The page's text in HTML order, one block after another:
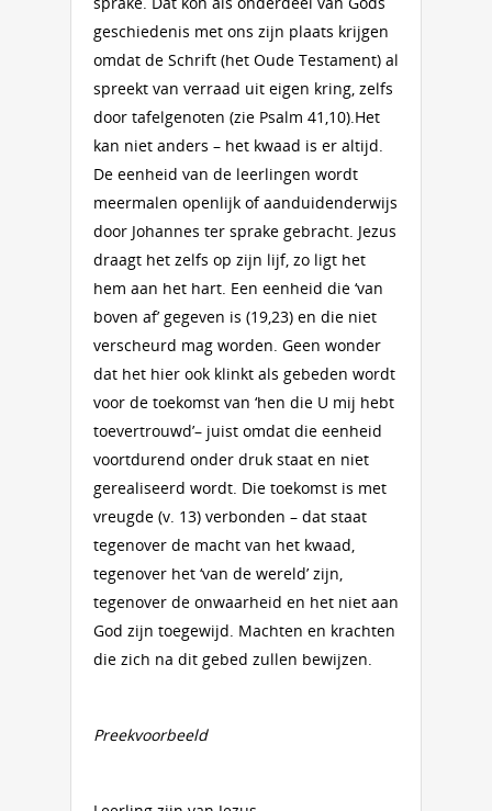
geschiedenis met ons zijn plaats krijgen
omdat de Schrift (het Oude Testament) al
spreekt van verraad uit eigen kring, zelfs
door tafelgenoten (zie Psalm 41,10).Het
kan niet anders – het kwaad is er altijd.
De eenheid van de leerlingen wordt
meermalen openlijk of aanduidenderwijs
door Johannes ter sprake gebracht. Jezus
draagt het zelfs op zijn lijf, zo ligt het
hem aan het hart. Een eenheid die ‘van
boven af’ gegeven is (19,23) en die niet
verscheurd mag worden. Geen wonder
dat het hier ook klinkt als gebeden wordt
voor de toekomst van ‘hen die U mij hebt
toevertrouwd’– juist omdat die eenheid
voortdurend onder druk staat en niet
gerealiseerd wordt. Die toekomst is met
vreugde (v. 13) verbonden – dat staat
tegenover de macht van het kwaad,
tegenover het ‘van de wereld’ zijn,
tegenover de onwaarheid en het niet aan
God zijn toegewijd. Machten en krachten
die zich na dit gebed zullen bewijzen.
Preekvoorbeeld